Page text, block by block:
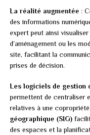
La réalité augmentée :
des informations
expert peut ainsi
d’aménagement ou les
site, facilitant la
prises de décision.
Les logiciels de gestion
permettent de centraliser
relatives à une
géographique (SIG)
des espaces et la